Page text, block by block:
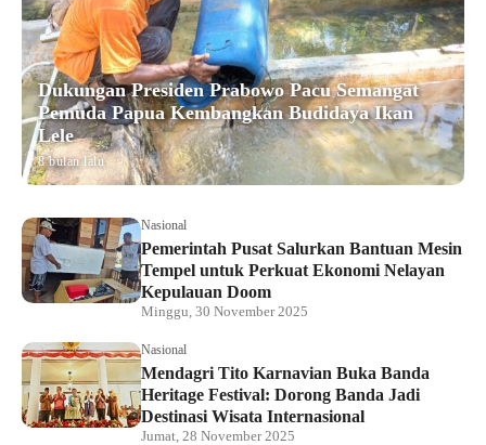
Dukungan Presiden Prabowo Pacu Semangat
Pemuda Papua Kembangkan Budidaya Ikan
Lele
8 bulan lalu
Nasional
Pemerintah Pusat Salurkan Bantuan Mesin
Tempel untuk Perkuat Ekonomi Nelayan
Kepulauan Doom
Minggu, 30 November 2025
Nasional
Mendagri Tito Karnavian Buka Banda
Heritage Festival: Dorong Banda Jadi
Destinasi Wisata Internasional
Jumat, 28 November 2025